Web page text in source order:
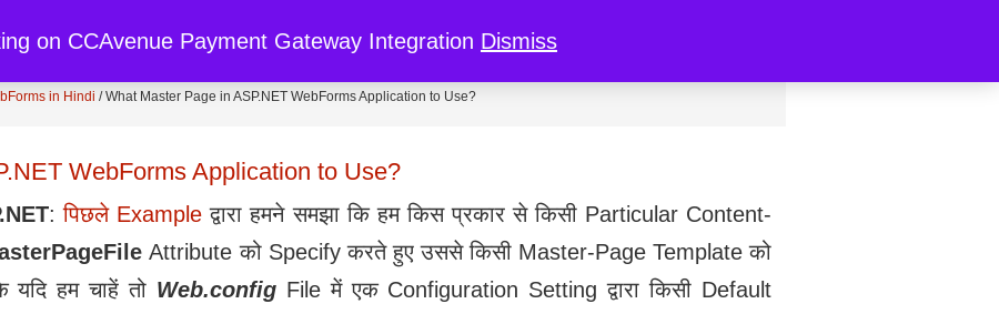
on CCAvenue Payment Gateway Integration Dismiss
in Hindi /What Master Page in ASP.NET WebForms Application to Use?
WebForms Application to Use?
:पिछले Example द्वारा हमने समझा कि हम किस प्रकार से किसी Particular Content-
Attribute को Specify करते हुए उससे किसी Master-Page Template को
हम चाहें तो Web.configFile में एक Configuration Setting द्वारा किसी Default